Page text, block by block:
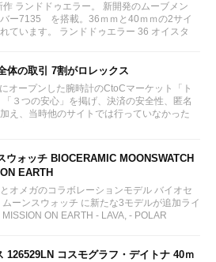
ランドドゥエラー。 新開発のムーブメン
ー7135 を搭載。36ｍｍと40ｍｍの2サイ
ています。 ランドドゥエラー 36 オイスタ
体の取引 7割がロレックス
オープンした腕時計のCtoCマーケット「ト
３つの安心」を掲げ、決済の安全性、匿名
え、当時他のサイトでは行っていなかった
ウォッチ BIOCERAMIC MOONSWATCH
EARTH
オメガのコラボレーションモデル バイオセ
ムーンスウォッチ に新たな3モデルが追加ライ
MISSION ON EARTH - LAVA, - POLAR
126529LN コスモグラフ・デイトナ 40ｍ